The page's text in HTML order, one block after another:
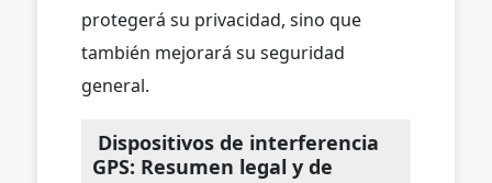
protegerá su privacidad, sino que
también mejorará su seguridad
general.
Dispositivos de interferencia
GPS: Resumen legal y de